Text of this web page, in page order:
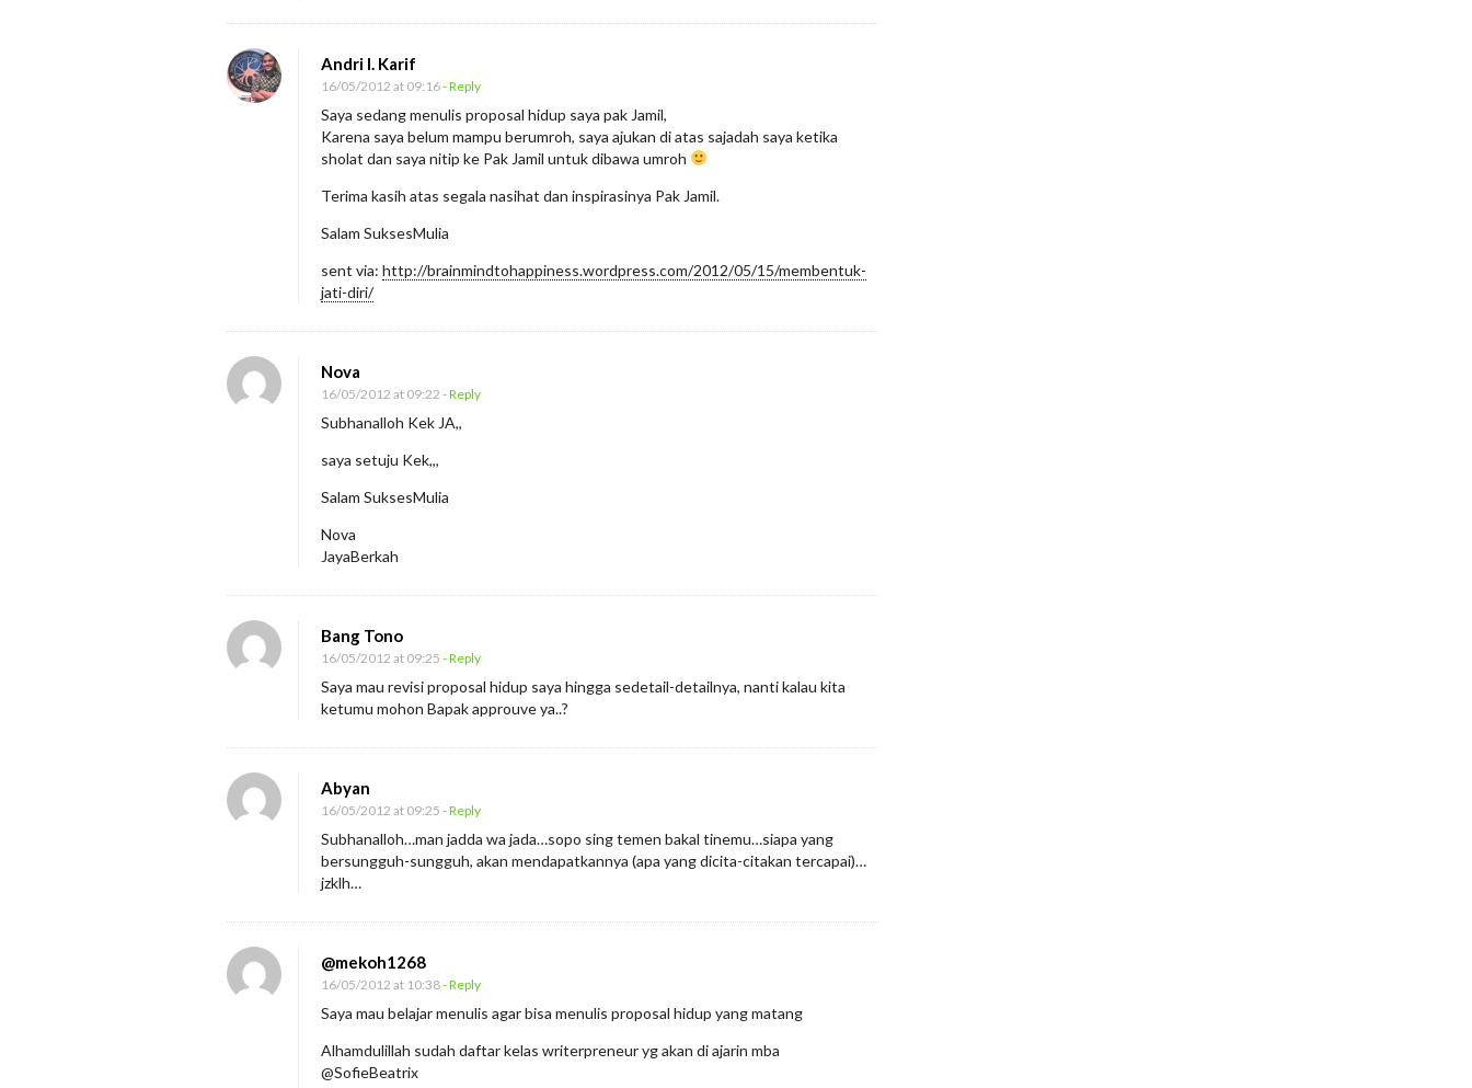
Andri I. Karif
16/05/2012 at 09:16- Reply
Saya sedang menulis proposal hidup saya pak Jamil,
Karena saya belum mampu berumroh, saya ajukan di atas sajadah saya ketika
sholat dan saya nitip ke Pak Jamil untuk dibawa umroh
Terima kasih atas segala nasihat dan inspirasinya Pak Jamil.
Salam SuksesMulia
sent via: http://brainmindtohappiness.wordpress.com/2012/05/15/membentuk-
jati-diri/
Nova
16/05/2012 at 09:22 - Reply
Subhanalloh Kek JA,,
saya setuju Kek,,,
Salam SuksesMulia
Nova
JayaBerkah
Bang Tono
16/05/2012 at 09:25 - Reply
Saya mau revisi proposal hidup saya hingga sedetail-detailnya, nanti kalau kita
ketumu mohon Bapak approuve ya..?
Abyan
16/05/2012 at 09:25 - Reply
Subhanalloh…man jadda wa jada…sopo sing temen bakal tinemu…siapa yang
bersungguh-sungguh, akan mendapatkannya (apa yang dicita-citakan tercapai)…
jzklh…
@mekoh1268
16/05/2012 at 10:38- Reply
Saya mau belajar menulis agar bisa menulis proposal hidup yang matang
Alhamdulillah sudah daftar kelas writerpreneur yg akan di ajarin mba
@SofieBeatrix